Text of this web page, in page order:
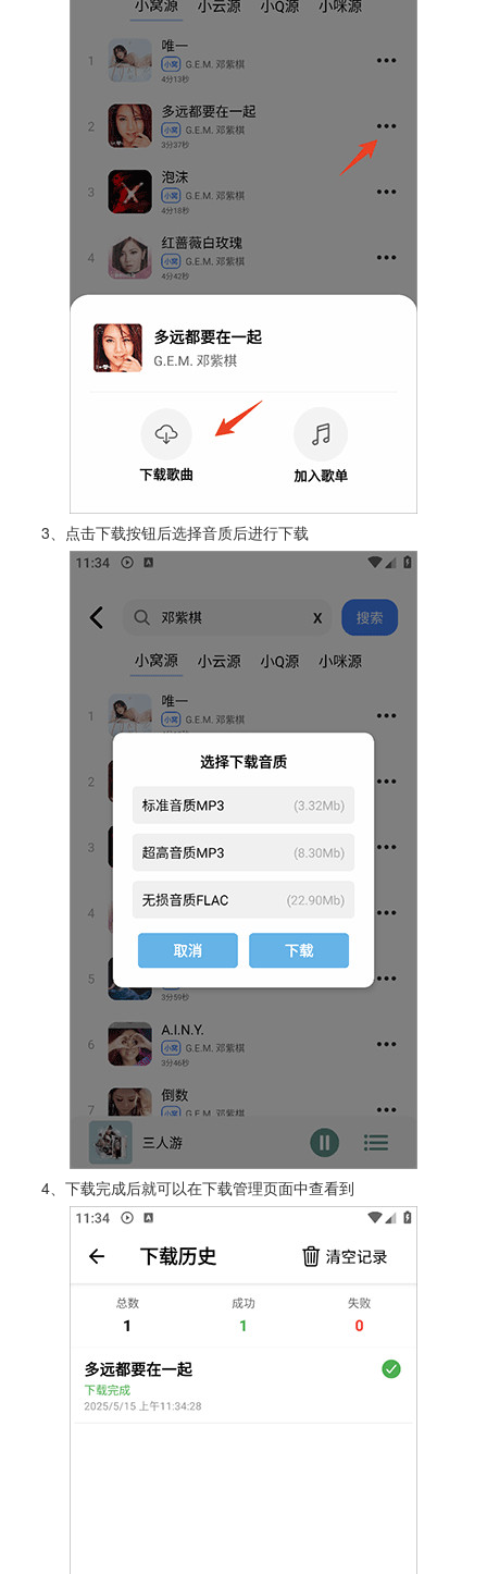
3、点击下载按钮后选择音质后进行下载
4、下载完成后就可以在下载管理页面中查看到